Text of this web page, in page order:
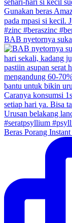
BAB nyetornya
Beras Porang